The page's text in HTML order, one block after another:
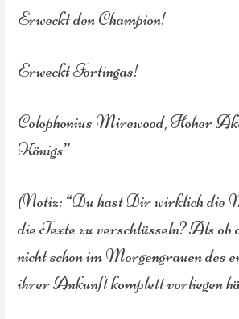
Erweckt den Champion!
Erweckt Fortingas!
Colophonius Mirewood, Hoher
Königs”
(Notiz: “Du hast Dir wirklich die
die Texte zu verschlüsseln? Als ob
nicht schon im Morgengrauen des
ihrer Ankunft komplett vorliegen